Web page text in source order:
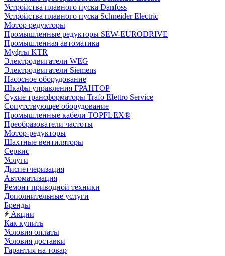
Устройства плавного пуска Danfoss
Устройства плавного пуска Schneider Electric
Мотор редукторы
Промышленные редукторы SEW-EURODRIVE
Промышленная автоматика
Муфты KTR
Электродвигатели WEG
Электродвигатели Siemens
Насосное оборудование
Шкафы управления ГРАНТОР
Сухие трансформаторы Trafo Elettro Service
Сопутствующее оборудование
Промышленные кабели TOPFLEX®
Преобразователи частоты
Мотор-редукторы
Шахтные вентиляторы
Сервис
Услуги
Диспетчеризация
Автоматизация
Ремонт приводной техники
Дополнительные услуги
Бренды
Акции
Как купить
Условия оплаты
Условия доставки
Гарантия на товар